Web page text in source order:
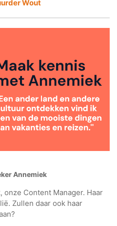
Wout
Annemiek
onze Content Manager. Haar
Zullen daar ook haar